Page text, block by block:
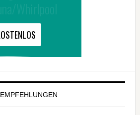
EMPFEHLUNGEN